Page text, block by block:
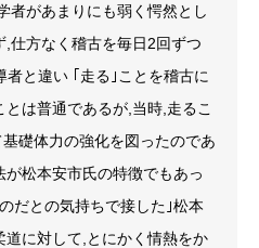
者があまりにも弱く愕然とし
,仕方なく稽古を毎日2回ずつ
と違い ｢走る｣ことを稽古に
は普通であるが,当時,走るこ
礎体力の強化を図ったのであ
が松本安市氏の特徴でもあっ
だとの気持ちで接した｣松本
に対して,とにかく情熱をか